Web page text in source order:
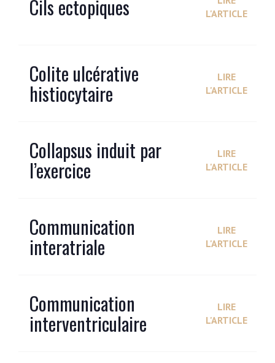
Cils ectopiques
L'ARTICLE
Colite ulcérative
histiocytaire
LIRE
L'ARTICLE
Collapsus induit par
l’exercice
LIRE
L'ARTICLE
Communication
interatriale
LIRE
L'ARTICLE
Communication
interventriculaire
LIRE
L'ARTICLE